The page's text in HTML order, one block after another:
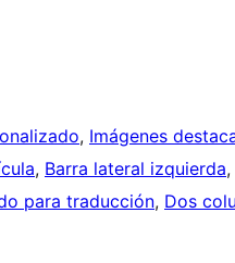
, Imágenes
, Barra lateral izquierda,
para traducción, Dos